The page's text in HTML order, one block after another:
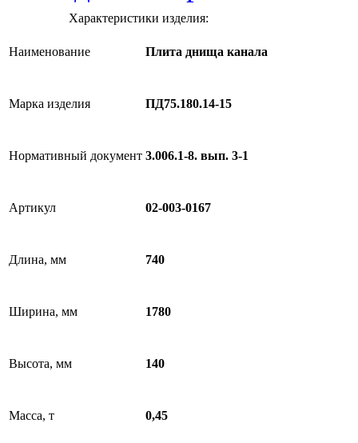
Характеристики изделия:
Наименование Плита днища канала
Марка изделия ПД75.180.14-15
Нормативный документ 3.006.1-8. вып. 3-1
Артикул 02-003-0167
Длина, мм 740
Ширина, мм 1780
Высота, мм 140
Масса, т 0,45